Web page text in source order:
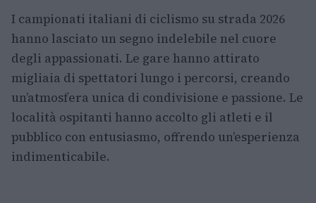
I campionati italiani di ciclismo su strada 2026
hanno lasciato un segno indelebile nel cuore
degli appassionati. Le gare hanno attirato
migliaia di spettatori lungo i percorsi, creando
un’atmosfera unica di condivisione e passione. Le
località ospitanti hanno accolto gli atleti e il
pubblico con entusiasmo, offrendo un’esperienza
indimenticabile.